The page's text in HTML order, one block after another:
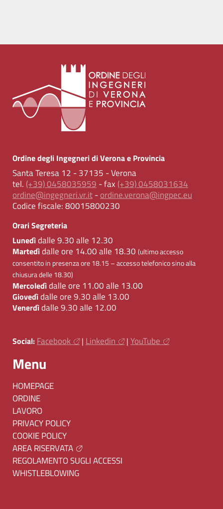
Ordine degli Ingegneri di Verona e Provincia
Santa Teresa 12 - 37135 - Verona
tel. (+39) 0458035959 - fax (+39) 0458031634
ordine@ingegneri.vr.it-ordine.verona@ingpec.eu
Codice fiscale:80015800230
Orari Segreteria
Lunedìdalle 9.30 alle 12.30
Martedìdalle ore 14.00 alle 18.30 (ultimo accesso
consentito in presenza ore 18.15 – accesso telefonico sino alla
chiusura delle 18.30)
Mercoledìdalle ore 11.00 alle 13.00
Giovedìdalle ore 9.30 alle 13.00
Venerdìdalle 9.30 alle 12.00
Social: Facebook | Linkedin | YouTube
Menu
HOMEPAGE
ORDINE
LAVORO
PRIVACY POLICY
COOKIE POLICY
AREA RISERVATA
REGOLAMENTO SUGLI ACCESSI
WHISTLEBLOWING